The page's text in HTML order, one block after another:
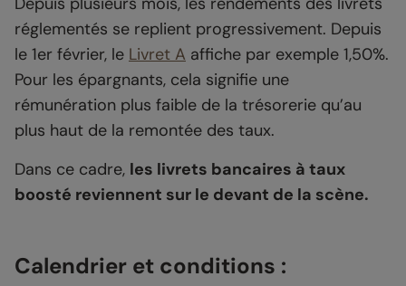
réglementés se replient progressivement. Depuis
le 1er février, le Livret A affiche par exemple 1,50%.
Pour les épargnants, cela signifie une
rémunération plus faible de la trésorerie qu’au
plus haut de la remontée des taux.
Dans ce cadre, les livrets bancaires à taux
boosté reviennent sur le devant de la scène.
Calendrier et conditions :